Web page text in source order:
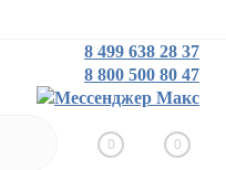
Заказать звонок
8 499 638 28 37
8 800 500 80 47
0 0